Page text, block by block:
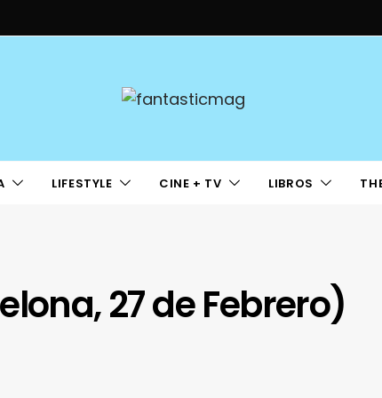
LIFESTYLE CINE + TV LIBROS
27 de Febrero)